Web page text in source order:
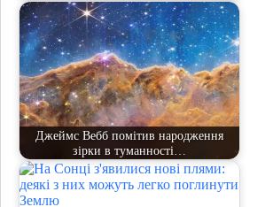
Джеймс Вебб помітив народження
зірки в туманності…